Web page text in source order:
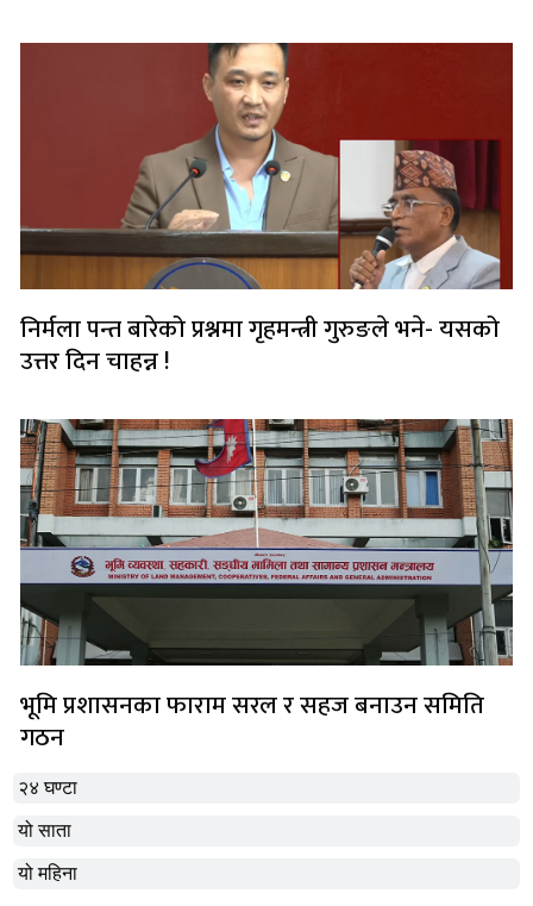
२४ घण्टा
यो साता
यो महिना
निर्मला पन्त बारेको प्रश्नमा गृहमन्त्री गुरुङले भने- यसको
उत्तर दिन चाहन्न !
भूमि प्रशासनका फाराम सरल र सहज बनाउन समिति
गठन